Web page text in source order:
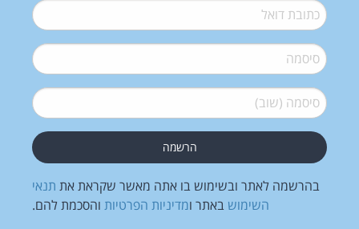
דואל*
סיסמה*
סיסמה (שוב)*
בהרשמה לאתר ובשימוש בו אתה מאשר שקראת את תנאי
השימוש באתר ומדיניות הפרטיות והסכמת להם.